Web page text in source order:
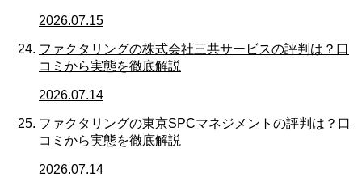
2026.07.15
ファクタリングの株式会社三共サービスの評判は？口
コミから実態を徹底解説
2026.07.14
ファクタリングの東京SPCマネジメントの評判は？口
コミから実態を徹底解説
2026.07.14